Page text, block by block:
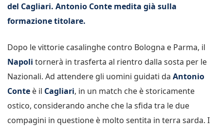
del Cagliari. Antonio Conte medita già sulla
formazione titolare.
Dopo le vittorie casalinghe contro Bologna e Parma, il
Napoli tornerà in trasferta al rientro dalla sosta per le
Nazionali. Ad attendere gli uomini guidati da Antonio
Conte è il Cagliari, in un match che è storicamente
ostico, considerando anche che la sfida tra le due
compagini in questione è molto sentita in terra sarda. I